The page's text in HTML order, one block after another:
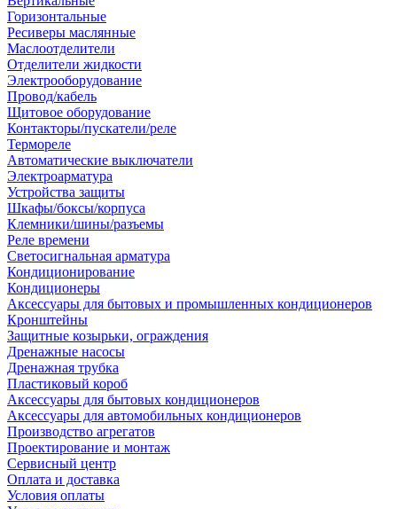
Горизонтальные
Ресиверы маслянные
Маслоотделители
Отделители жидкости
Электрооборудование
Провод/кабель
Щитовое оборудование
Контакторы/пускатели/реле
Термореле
Автоматические выключатели
Электроарматура
Устройства защиты
Шкафы/боксы/корпуса
Клемники/шины/разъемы
Реле времени
Светосигнальная арматура
Кондиционирование
Кондиционеры
Аксессуары для бытовых и промышленных кондиционеров
Кронштейны
Защитные козырьки, ограждения
Дренажные насосы
Дренажная трубка
Пластиковый короб
Аксессуары для бытовых кондиционеров
Аксессуары для автомобильных кондиционеров
Производство агрегатов
Проектирование и монтаж
Сервисный центр
Оплата и доставка
Условия оплаты